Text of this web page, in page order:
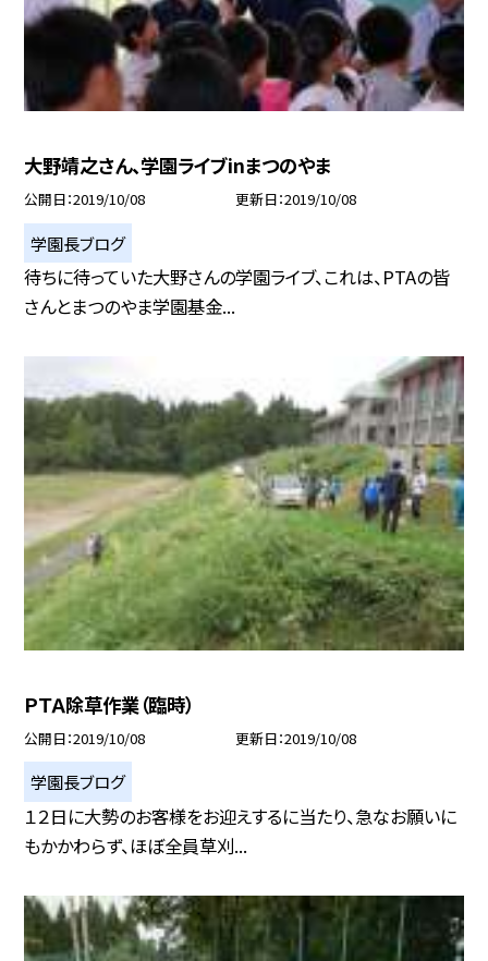
大野靖之さん、学園ライブinまつのやま
公開日 2019/10/08 更新日 2019/10/08
学園長ブログ
待ちに待っていた大野さんの学園ライブ、これは、PTAの皆
さんとまつのやま学園基金...
ＰＴＡ除草作業（臨時）
公開日 2019/10/08 更新日 2019/10/08
学園長ブログ
１２日に大勢のお客様をお迎えするに当たり、急なお願いに
もかかわらず、ほぼ全員草刈...